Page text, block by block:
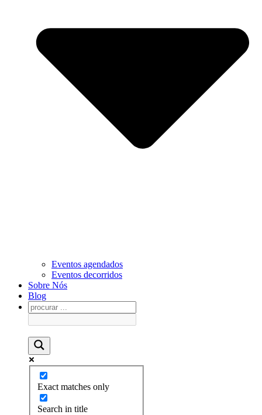
Eventos agendados
Eventos decorridos
Sobre Nós
Blog
Exact matches only
Search in title